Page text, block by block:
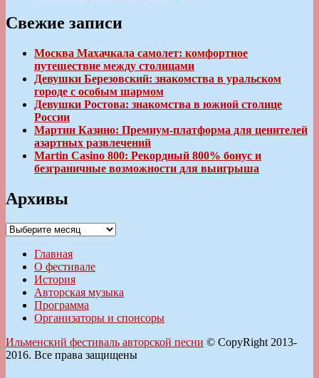
Свежие записи
Москва Махачкала самолет: комфортное
путешествие между столицами
Девушки Березовский: знакомства в уральском
городе с особым шармом
Девушки Ростова: знакомства в южной столице
России
Мартин Казино: Премиум-платформа для ценителей
азартных развлечений
Martin Casino 800: Рекордный 800% бонус и
безграничные возможности для выигрыша
Архивы
Архивы
Главная
О фестивале
История
Авторская музыка
Программа
Организаторы и спонсоры
Ильменский фестиваль авторской песни © CopyRight 2013-
2016. Все права защищены